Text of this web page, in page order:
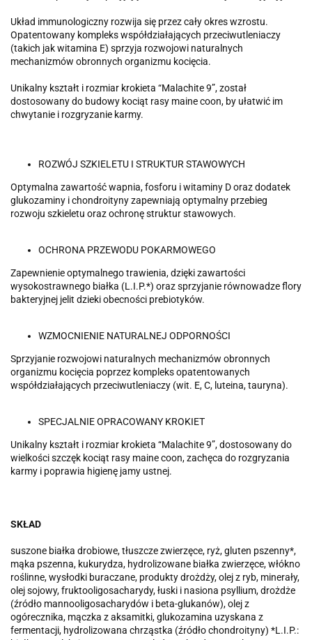
Układ immunologiczny rozwija się przez cały okres wzrostu.
Opatentowany kompleks współdziałających przeciwutleniaczy
(takich jak witamina E) sprzyja rozwojowi naturalnych
mechanizmów obronnych organizmu kocięcia.
Unikalny kształt i rozmiar krokieta “Malachite 9”, został
dostosowany do budowy kociąt rasy maine coon, by ułatwić im
chwytanie i rozgryzanie karmy.
ROZWÓJ SZKIELETU I STRUKTUR STAWOWYCH
Optymalna zawartość wapnia, fosforu i witaminy D oraz dodatek
glukozaminy i chondroityny zapewniają optymalny przebieg
rozwoju szkieletu oraz ochronę struktur stawowych.
OCHRONA PRZEWODU POKARMOWEGO
Zapewnienie optymalnego trawienia, dzięki zawartości
wysokostrawnego białka (L.I.P.*) oraz sprzyjanie równowadze flory
bakteryjnej jelit dzieki obecności prebiotyków.
WZMOCNIENIE NATURALNEJ ODPORNOŚCI
Sprzyjanie rozwojowi naturalnych mechanizmów obronnych
organizmu kocięcia poprzez kompleks opatentowanych
współdziałających przeciwutleniaczy (wit. E, C, luteina, tauryna).
SPECJALNIE OPRACOWANY KROKIET
Unikalny kształt i rozmiar krokieta “Malachite 9”, dostosowany do
wielkości szczęk kociąt rasy maine coon, zachęca do rozgryzania
karmy i poprawia higienę jamy ustnej.
SKŁAD
suszone białka drobiowe, tłuszcze zwierzęce, ryż, gluten pszenny*,
mąka pszenna, kukurydza, hydrolizowane białka zwierzęce, włókno
roślinne, wysłodki buraczane, produkty drożdży, olej z ryb, minerały,
olej sojowy, fruktooligosacharydy, łuski i nasiona psyllium, drożdże
(źródło mannooligosacharydów i beta-glukanów), olej z
ogórecznika, mączka z aksamitki, glukozamina uzyskana z
fermentacji, hydrolizowana chrząstka (źródło chondroityny) *L.I.P.: